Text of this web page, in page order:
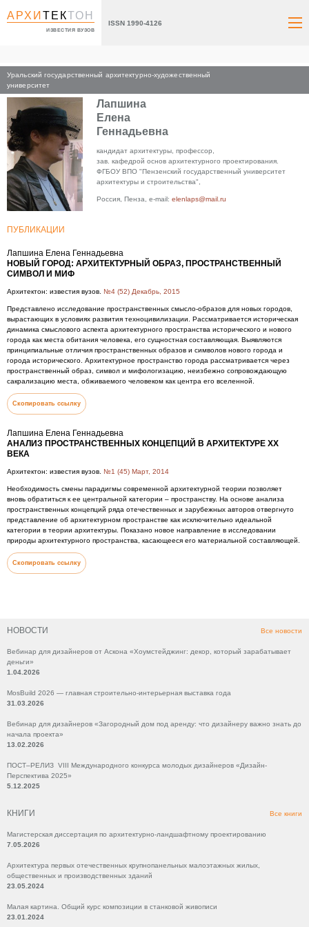
АРХИТЕКТОН
ИЗВЕСТИЯ ВУЗОВ
ISSN 1990-4126
Уральский государственный архитектурно-художественный
университет
НОВОСТИ Все новости
Вебинар для дизайнеров от Аскона «Хоумстейджинг: декор, который зарабатывает
деньги»
1.04.2026
MosBuild 2026 — главная строительно-интерьерная выставка года
31.03.2026
Вебинар для дизайнеров «Загородный дом под аренду: что дизайнеру важно знать до
начала проекта»
13.02.2026
ПОСТ–РЕЛИЗ VIII Международного конкурса молодых дизайнеров «Дизайн-
Перспектива 2025»
5.12.2025
КНИГИ Все книги
Магистерская диссертация по архитектурно-ландшафтному проектированию
7.05.2026
Архитектура первых отечественных крупнопанельных малоэтажных жилых,
общественных и производственных зданий
23.05.2024
Малая картина. Общий курс композиции в станковой живописи
23.01.2024
Главная
Лапшина
Елена
Геннадьевна
кандидат архитектуры, профессор,
зав. кафедрой основ архитектурного проектирования.
ФГБОУ ВПО "Пензенский государственный университет
архитектуры и строительства",
Россия, Пенза, e-mail: elenlaps@mail.ru
ПУБЛИКАЦИИ
Лапшина Елена Геннадьевна
НОВЫЙ ГОРОД: АРХИТЕКТУРНЫЙ ОБРАЗ, ПРОСТРАНСТВЕННЫЙ
СИМВОЛ И МИФ
Архитектон: известия вузов. №4 (52) Декабрь, 2015
Представлено исследование пространственных смысло-образов для новых городов,
вырастающих в условиях развития техноцивилизации. Рассматривается историческая
динамика смыслового аспекта архитектурного пространства исторического и нового
города как места обитания человека, его сущностная составляющая. Выявляются
принципиальные отличия пространственных образов и символов нового города и
города исторического. Архитектурное пространство города рассматривается через
пространственный образ, символ и мифологизацию, неизбежно сопровождающую
сакрализацию места, обживаемого человеком как центра его вселенной.
Скопировать ссылку
Лапшина Елена Геннадьевна
АНАЛИЗ ПРОСТРАНСТВЕННЫХ КОНЦЕПЦИЙ В АРХИТЕКТУРЕ XX
ВЕКА
Архитектон: известия вузов. №1 (45) Март, 2014
Необходимость смены парадигмы современной архитектурной теории позволяет
вновь обратиться к ее центральной категории – пространству. На основе анализа
пространственных концепций ряда отечественных и зарубежных авторов отвергнуто
представление об архитектурном пространстве как исключительно идеальной
категории в теории архитектуры. Показано новое направление в исследовании
природы архитектурного пространства, касающееся его материальной составляющей.
Скопировать ссылку